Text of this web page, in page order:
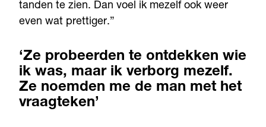
tanden te zien. Dan voel ik mezelf ook weer
even wat prettiger.”
‘Ze probeerden te ontdekken wie
ik was, maar ik verborg mezelf.
Ze noemden me de man met het
vraagteken’